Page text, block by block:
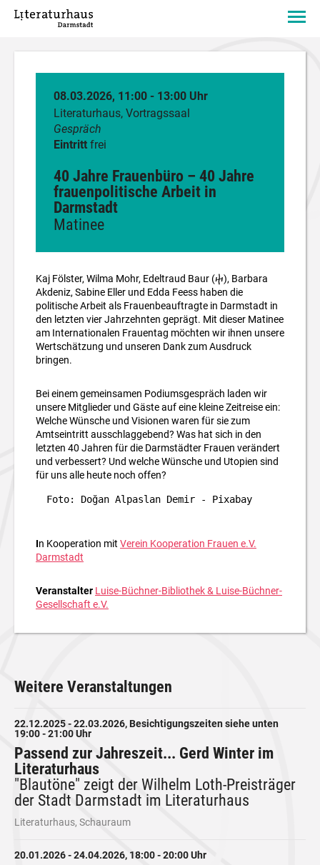
08.03.2026, 11:00 - 13:00 Uhr
Literaturhaus, Vortragssaal
Gespräch
Eintritt frei
40 Jahre Frauenbüro – 40 Jahre
frauenpolitische Arbeit in
Darmstadt
Matinee
Kaj Fölster, Wilma Mohr, Edeltraud Baur (ⴕ), Barbara
Akdeniz, Sabine Eller und Edda Feess haben die
politische Arbeit als Frauenbeauftragte in Darmstadt in
den letzten vier Jahrzehnten geprägt. Mit dieser Matinee
am Internationalen Frauentag möchten wir ihnen unsere
Wertschätzung und unseren Dank zum Ausdruck
bringen.
Bei einem gemeinsamen Podiumsgespräch laden wir
unsere Mitglieder und Gäste auf eine kleine Zeitreise ein:
Welche Wünsche und Visionen waren für sie zum
Amtseintritt ausschlaggebend? Was hat sich in den
letzten 40 Jahren für die Darmstädter Frauen verändert
und verbessert? Und welche Wünsche und Utopien sind
für uns alle heute noch offen?
Foto: Doğan Alpaslan Demir - Pixabay
In Kooperation mit Verein Kooperation Frauen e.V.
Darmstadt
Veranstalter Luise-Büchner-Bibliothek & Luise-Büchner-
Gesellschaft e.V.
Weitere Veranstaltungen
22.12.2025 - 22.03.2026, Besichtigungszeiten siehe unten
19:00 - 21:00 Uhr
Passend zur Jahreszeit... Gerd Winter im
Literaturhaus
"Blautöne" zeigt der Wilhelm Loth-Preisträger
der Stadt Darmstadt im Literaturhaus
Literaturhaus, Schauraum
20.01.2026 - 24.04.2026, 18:00 - 20:00 Uhr